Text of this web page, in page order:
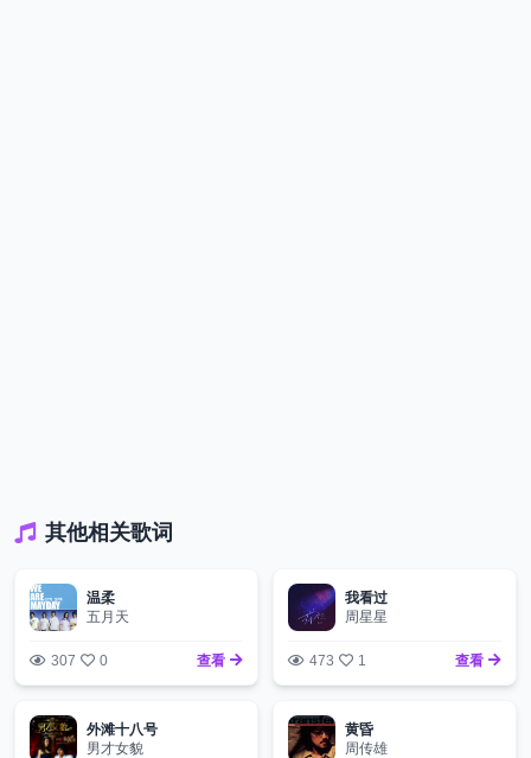
其他相关歌词
温柔
五月天
307 0 查看
我看过
周星星
473 1 查看
外滩十八号
男才女貌
黄昏
周传雄